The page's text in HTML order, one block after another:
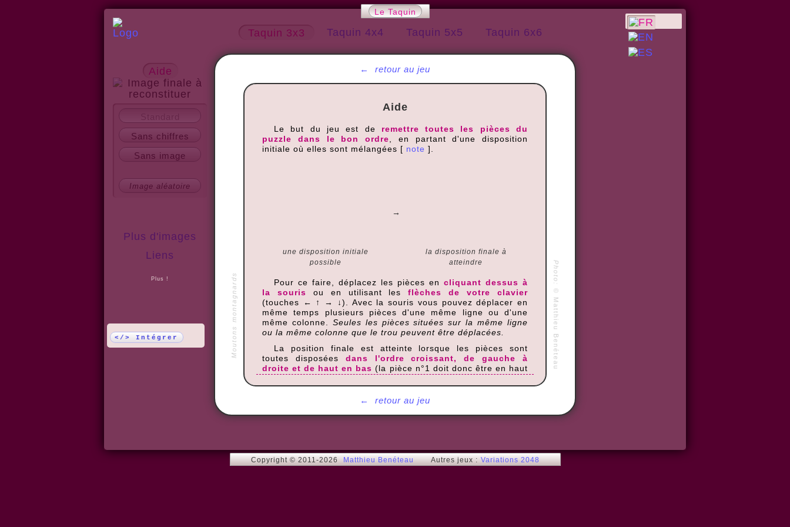
Le Taquin
Taquin 3x3 Taquin 4x4 Taquin 5x5 Taquin 6x6
Aide
Plus d'images
Liens
Plus !
Sans chiffres
Sans image
Image aléatoire
</> Intégrer Moutons montagnards Photo:
©
Matthieu Benéteau
← retour au jeu
← retour au jeu
Aide
Le but du jeu est de remettre toutes les pièces du
puzzle dans le bon ordre , en partant d'une disposition
initiale où elles sont mélangées [ note ].
une disposition initiale
possible
→
la disposition finale à
atteindre
Pour ce faire, déplacez les pièces en cliquant dessus à
la souris ou en utilisant lesflèches de votre clavier
(touches ← ↑ → ↓). Avec la souris vous pouvez déplacer en
même temps plusieurs pièces d'une même ligne ou d'une
même colonne. Seules les pièces situées sur la même ligne
ou la même colonne que le trou peuvent être déplacées.
La position finale est atteinte lorsque les pièces sont
toutes disposées dans l'ordre croissant, de gauche à
droite et de haut en bas (la pièce n°1 doit donc être en haut
fois celui-ci maîtrisé, vous pouvez passer au taquin 4x4, puis
tenter votre chance sur le 5x5, et enfin sur le 6x6.
Copyright © 2011-2026 Matthieu Benéteau Autres jeux : Variations 2048